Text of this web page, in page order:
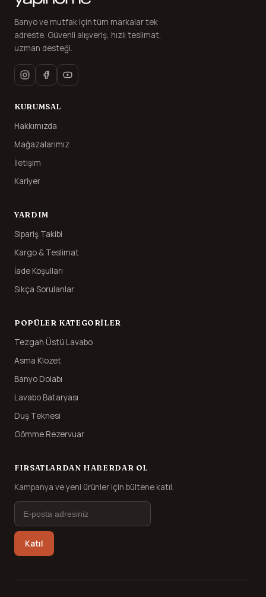
Banyo ve mutfak için tüm markalar tek
adreste. Güvenli alışveriş, hızlı teslimat,
uzman desteği.
KURUMSAL
Hakkımızda
Mağazalarımız
İletişim
Kariyer
YARDIM
Sipariş Takibi
Kargo & Teslimat
İade Koşulları
Sıkça Sorulanlar
POPÜLER KATEGORILER
Tezgah Üstü Lavabo
Asma Klozet
Banyo Dolabı
Lavabo Bataryası
Duş Teknesi
Gömme Rezervuar
FIRSATLARDAN HABERDAR OL
Kampanya ve yeni ürünler için bültene katıl.
Katıl